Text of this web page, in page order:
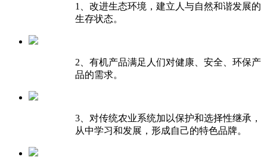
1、改进生态环境，建立人与自然和谐发展的
生存状态。
2、有机产品满足人们对健康、安全、环保产
品的需求。
3、对传统农业系统加以保护和选择性继承，
从中学习和发展，形成自己的特色品牌。